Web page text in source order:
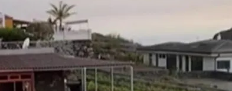
la
de